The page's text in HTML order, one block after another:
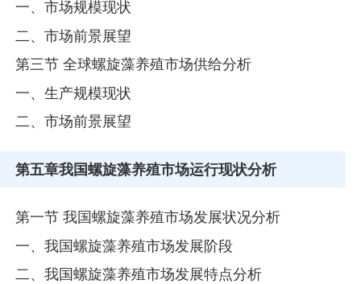
一、市场规模现状
二、市场前景展望
第三节 全球螺旋藻养殖市场供给分析
一、生产规模现状
二、市场前景展望
第五章我国螺旋藻养殖市场运行现状分析
第一节 我国螺旋藻养殖市场发展状况分析
一、我国螺旋藻养殖市场发展阶段
二、我国螺旋藻养殖市场发展特点分析